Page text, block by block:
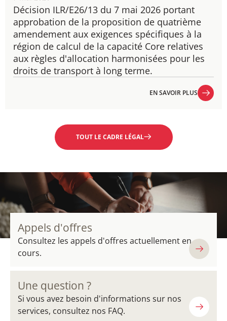
Décision ILR/E26/13 du 7 mai 2026 portant
approbation de la proposition de quatrième
amendement aux exigences spécifiques à la
région de calcul de la capacité Core relatives
aux règles d'allocation harmonisées pour les
droits de transport à long terme.
EN SAVOIR PLUS
TOUT LE CADRE LÉGAL
Appels d'offres
Consultez les appels d'offres actuellement en
cours.
Une question ?
Si vous avez besoin d'informations sur nos
services, consultez nos FAQ.